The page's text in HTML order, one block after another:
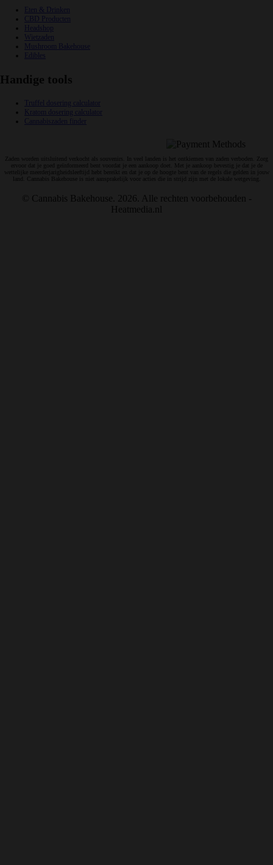
Eten & Drinken
CBD Producten
Headshop
Wietzaden
Mushroom Bakehouse
Edibles
Handige tools
Truffel dosering calculator
Kratom dosering calculator
Cannabiszaden finder
Zaden worden uitsluitend verkocht als souvenirs. In veel landen is het ontkiemen van zaden verboden. Zorg
ervoor dat je goed geïnformeerd bent voordat je een aankoop doet. Met je aankoop bevestig je dat je de
wettelijke meerderjarigheidsleeftijd hebt bereikt en dat je op de hoogte bent van de regels die gelden in jouw
land. Cannabis Bakehouse is niet aansprakelijk voor acties die in strijd zijn met de lokale wetgeving.
© Cannabis Bakehouse. 2026. Alle rechten voorbehouden -
Heatmedia.nl